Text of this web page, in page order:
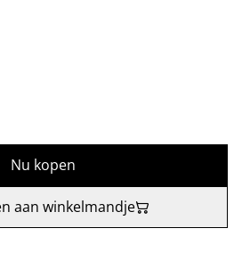
Nu kopen
aan winkelmandje